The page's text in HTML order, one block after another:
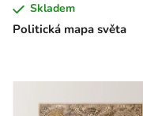
Politická mapa světa
Skladem